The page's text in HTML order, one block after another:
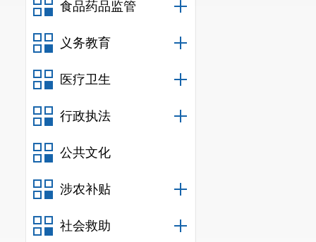
食品药品监管
义务教育
医疗卫生
行政执法
公共文化
涉农补贴
社会救助